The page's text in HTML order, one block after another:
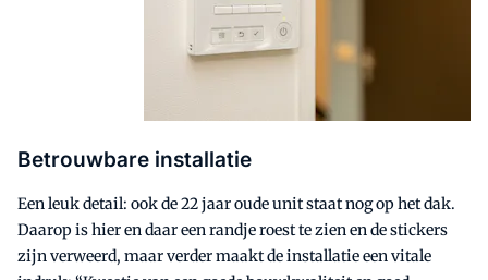
Betrouwbare installatie
Een leuk detail: ook de 22 jaar oude unit staat nog op het dak.
Daarop is hier en daar een randje roest te zien en de stickers
zijn verweerd, maar verder maakt de installatie een vitale